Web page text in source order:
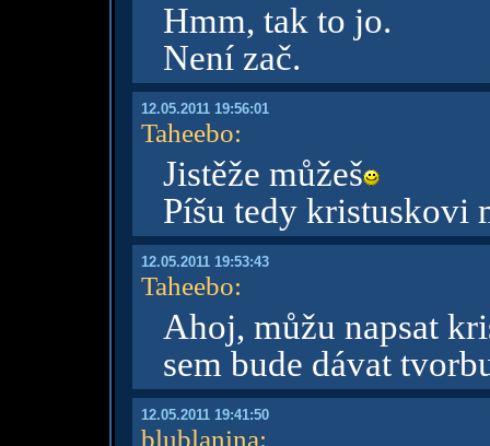
Hmm, tak to jo.
Není zač.
12.05.2011 19:56:01
Taheebo:
Jistěže můžeš
Píšu tedy kristuskovi
12.05.2011 19:53:43
Taheebo:
Ahoj, můžu napsat
sem bude dávat
12.05.2011 19:41:50
blublanina: